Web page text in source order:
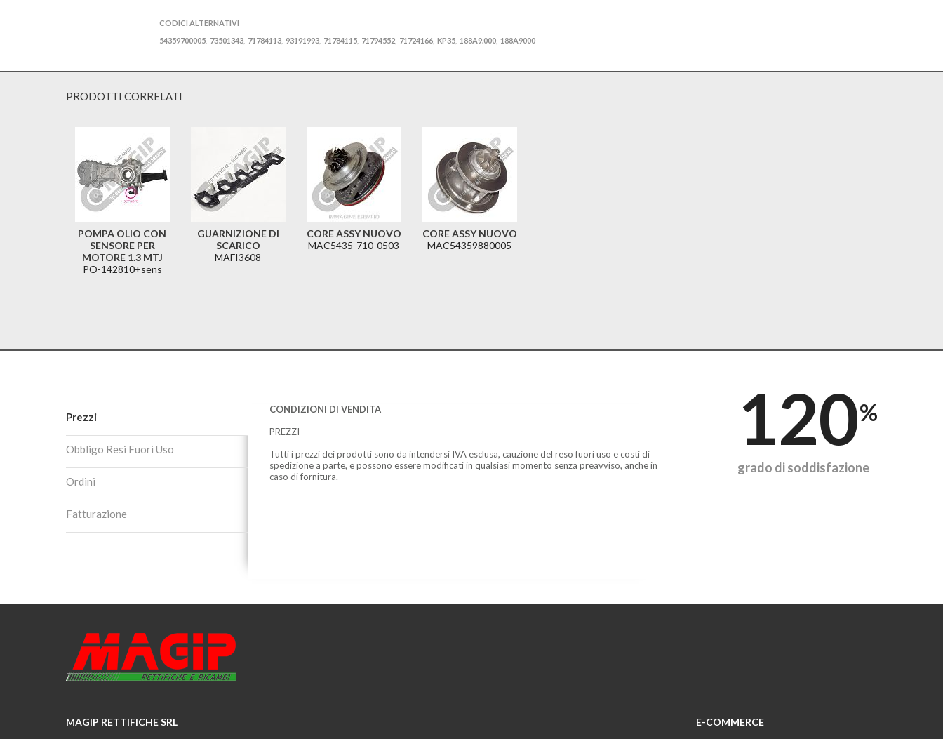
CODICI ALTERNATIVI
54359700005 73501343 71784113 93191993 71784115 71794552 71724166 KP35 188A9.000 188A9000
PRODOTTI CORRELATI
POMPA OLIO CON
SENSORE PER
MOTORE 1.3 MTJ
PO-142810+sens
GUARNIZIONE DI
SCARICO
MAFI3608
CORE ASSY NUOVO
MAC5435-710-0503
CORE ASSY NUOVO
MAC54359880005
Prezzi
Obbligo Resi Fuori Uso
Ordini
Fatturazione
CONDIZIONI DI VENDITA
PREZZI
Tutti i prezzi dei prodotti sono da intendersi IVA esclusa, cauzione del reso fuori uso e costi di
spedizione a parte, e possono essere modificati in qualsiasi momento senza preavviso, anche in
caso di fornitura.
120%
grado di soddisfazione
MAGIP RETTIFICHE SRL E-COMMERCE